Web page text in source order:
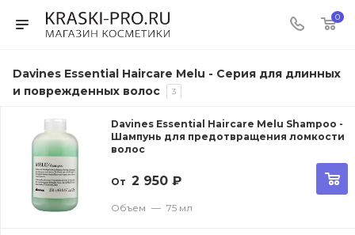
0
Davines Essential Haircare Melu - Серия для длинных
и поврежденных волос
3
Davines Essential Haircare Melu Shampoo -
Шампунь для предотвращения ломкости
волос
От 2 950 ₽
Объем — 75 мл